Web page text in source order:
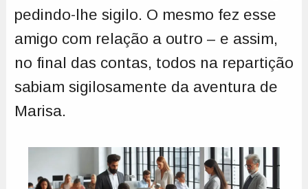
pedindo-lhe sigilo. O mesmo fez esse
amigo com relação a outro – e assim,
no final das contas, todos na repartição
sabiam sigilosamente da aventura de
Marisa.